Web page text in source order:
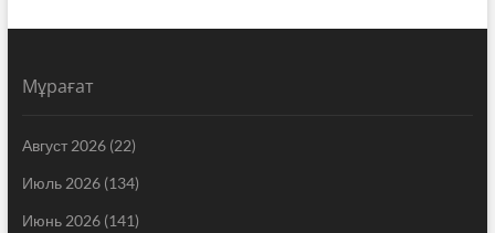
Мұрағат
Август 2026(22)
Июль 2026(134)
Июнь 2026(141)